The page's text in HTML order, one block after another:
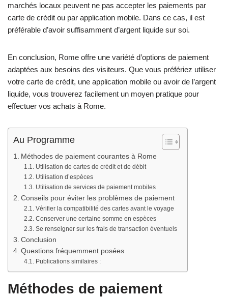
marchés locaux peuvent ne pas accepter les paiements par
carte de crédit ou par application mobile. Dans ce cas, il est
préférable d’avoir suffisamment d’argent liquide sur soi.
En conclusion, Rome offre une variété d’options de paiement
adaptées aux besoins des visiteurs. Que vous préfériez utiliser
votre carte de crédit, une application mobile ou avoir de l’argent
liquide, vous trouverez facilement un moyen pratique pour
effectuer vos achats à Rome.
Au Programme
Méthodes de paiement courantes à Rome
Utilisation de cartes de crédit et de débit
Utilisation d’espèces
Utilisation de services de paiement mobiles
Conseils pour éviter les problèmes de paiement
Vérifier la compatibilité des cartes avant le voyage
Conserver une certaine somme en espèces
Se renseigner sur les frais de transaction éventuels
Conclusion
Questions fréquemment posées
Publications similaires :
Méthodes de paiement